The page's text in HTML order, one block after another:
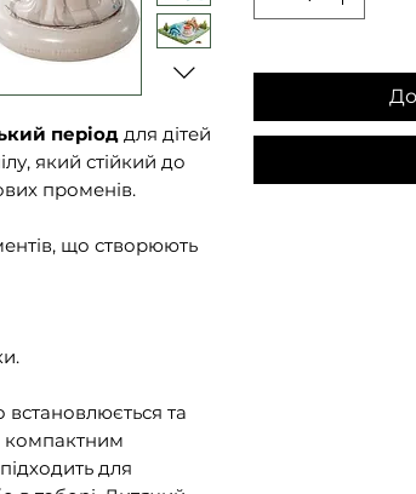
період для дітей
який стійкий до
променів.
що створюють
встановлюється та
компактним
для